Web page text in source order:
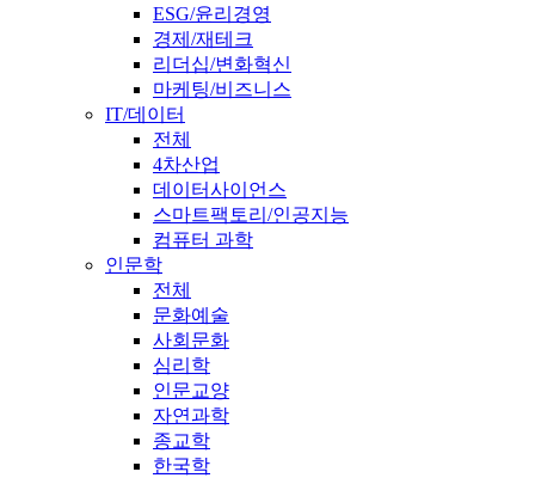
ESG/윤리경영
경제/재테크
리더십/변화혁신
마케팅/비즈니스
IT/데이터
전체
4차산업
데이터사이언스
스마트팩토리/인공지능
컴퓨터 과학
인문학
전체
문화예술
사회문화
심리학
인문교양
자연과학
종교학
한국학